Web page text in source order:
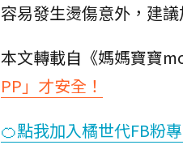
容易發生燙傷意外，建
本文轉載自《媽媽寶寶
PP」才安全！
🍊點我加入橘世代FB粉